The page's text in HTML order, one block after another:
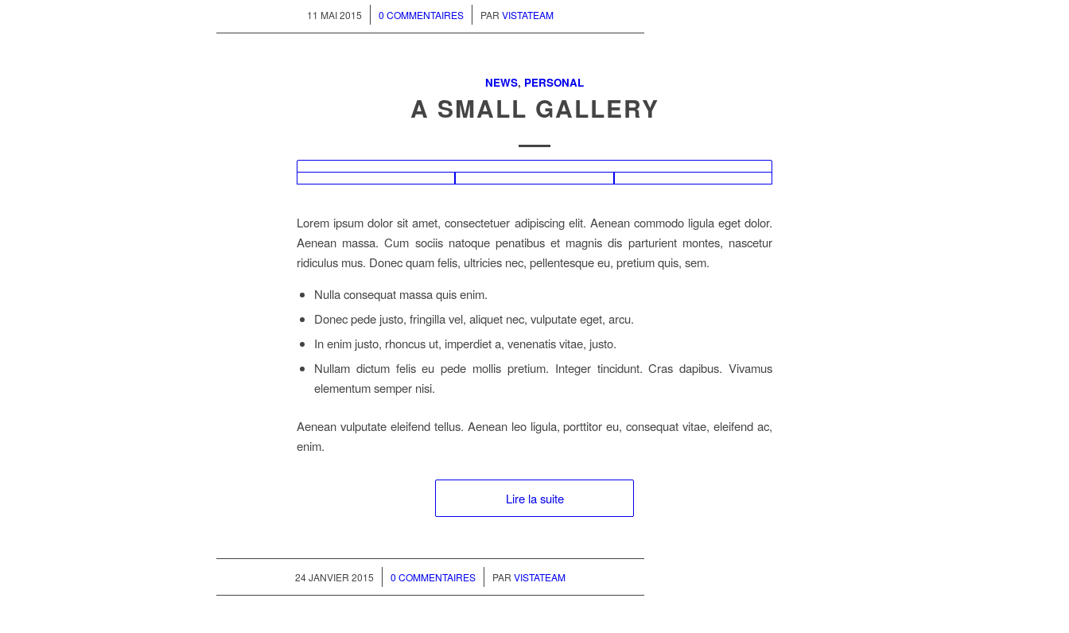
11 MAI 2015
/ 0 COMMENTAIRES
/ PARVISTATEAM
NEWS, PERSONAL
A SMALL GALLERY
Lorem ipsum dolor sit amet, consectetuer adipiscing elit. Aenean commodo ligula eget dolor.
Aenean massa. Cum sociis natoque penatibus et magnis dis parturient montes, nascetur
ridiculus mus. Donec quam felis, ultricies nec, pellentesque eu, pretium quis, sem.
Nulla consequat massa quis enim.
Donec pede justo, fringilla vel, aliquet nec, vulputate eget, arcu.
In enim justo, rhoncus ut, imperdiet a, venenatis vitae, justo.
Nullam dictum felis eu pede mollis pretium. Integer tincidunt. Cras dapibus. Vivamus
elementum semper nisi.
Aenean vulputate eleifend tellus. Aenean leo ligula, porttitor eu, consequat vitae, eleifend ac,
enim.
Lire la suite
24 JANVIER 2015
/ 0 COMMENTAIRES
/ PARVISTATEAM